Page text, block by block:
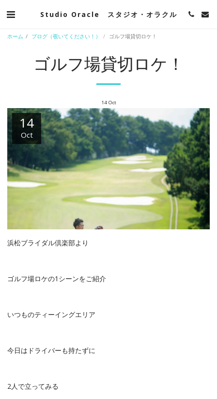
Studio Oracle スタジオ・オラクル
ホーム ブログ（覗いてください！） ゴルフ場貸切ロケ！
ゴルフ場貸切ロケ！
14 Oct
14
Oct
浜松ブライダル倶楽部より
ゴルフ場ロケの1シーンをご紹介
いつものティーイングエリア
今日はドライバーも持たずに
2人で立ってみる